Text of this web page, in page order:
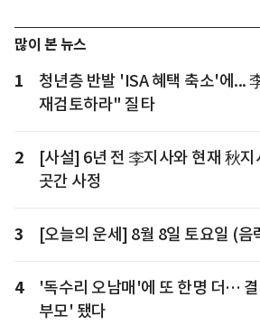
많이 본 뉴스
1
청년층 반발 'ISA 혜택 축소'에...
재검토하라" 질타
2
[사설] 6년 전 李지사와 현재 秋
곳간 사정
3 [오늘의 운세] 8월 8일 토요일 (음
4
'독수리 오남매'에 또 한명 더…
부모' 됐다